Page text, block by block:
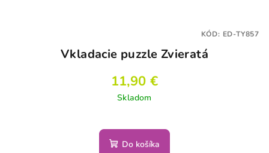
Vkladacie puzzle Zvieratá
11,90 €
Skladom
Do košíka
KÓD: ED-TY857